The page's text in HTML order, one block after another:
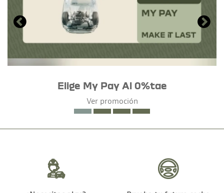
Elige My Pay Al 0%tae
Ver promoción